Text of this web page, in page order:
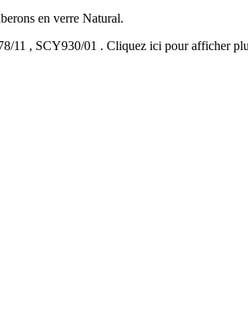
en verre Natural.
11 , SCY930/01 . Cliquez ici pour afficher